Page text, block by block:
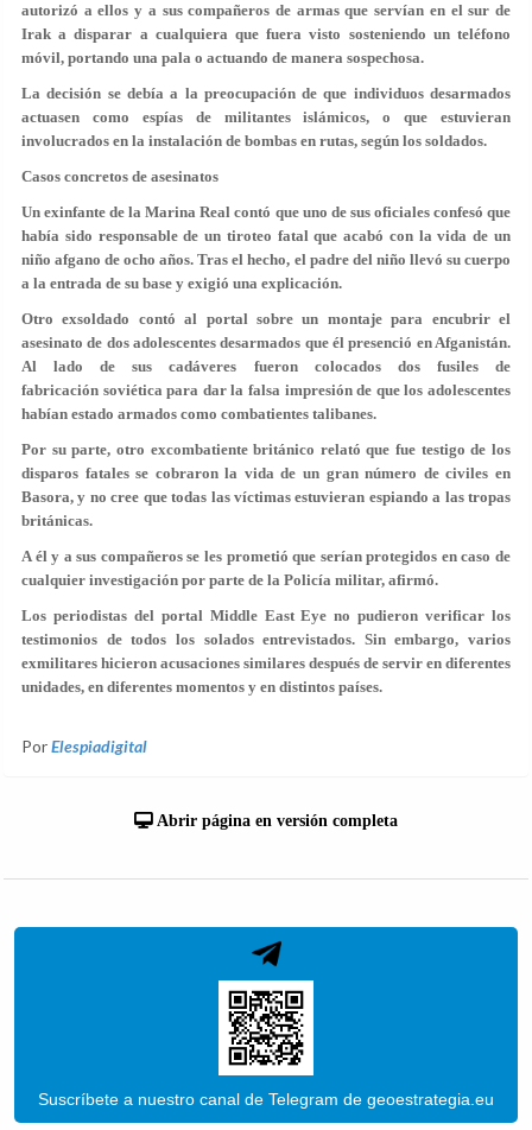
autorizó a ellos y a sus compañeros de armas que servían en el sur de
Irak adisparar a cualquiera que fuera visto sosteniendo un teléfono
móvil, portando una pala o actuando de manera sospechosa.
La decisión se debía a la preocupación de que individuos desarmados
actuasen como espías de militantes islámicos, o que estuvieran
involucrados en la instalación de bombas en rutas, según los soldados.
Casos concretos de asesinatos
Un exinfante de la Marina Real contó que uno de sus oficiales confesó que
había sido responsable de un tiroteo fatal que acabó con la vida de un
niño afgano de ocho años. Tras el hecho, el padre del niño llevó su cuerpo
a la entrada de su base y exigió una explicación.
Otro exsoldado contó al portal sobre un montaje para encubrir el
asesinato de dos adolescentes desarmados que él presenció en Afganistán.
Al lado de sus cadáveres fueron colocados dos fusiles de
fabricación soviética para dar la falsa impresión de que los adolescentes
habían estado armados como combatientes talibanes.
Por su parte, otro excombatiente británico relató que fue testigo de los
disparos fatales se cobraron la vida de un gran número de civiles en
Basora, y no cree que todas las víctimas estuvieran espiando a las tropas
británicas.
A él y a sus compañeros se les prometió que serían protegidos en caso de
cualquier investigación por parte de la Policía militar, afirmó.
Los periodistas del portal Middle East Eye no pudieron verificar los
testimonios de todos los solados entrevistados. Sin embargo, varios
exmilitares hicieron acusaciones similares después de servir en diferentes
unidades, en diferentes momentos y en distintos países.
PorElespiadigital
Abrir página en versión completa
Suscríbete a nuestro canal de Telegram de geoestrategia.eu